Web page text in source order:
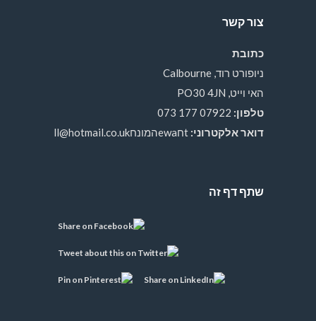
צור קשר
כתובת
ניופורט רוד, Calbourne
האי וייט, PO30 4JN
טלפון:
דואר אלקטרוני: tחewaהמונחll@hotmail.co.uk
שתף דף זה